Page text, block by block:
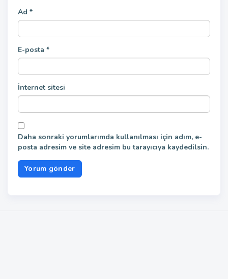
Ad *
E-posta *
İnternet sitesi
Daha sonraki yorumlarımda kullanılması için adım, e-
posta adresim ve site adresim bu tarayıcıya kaydedilsin.